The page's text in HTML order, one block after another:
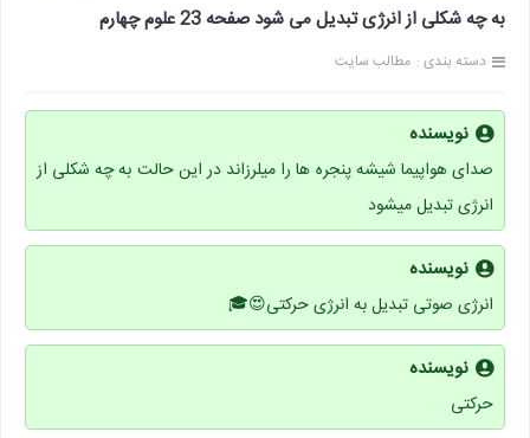
به چه شکلی از انرژی تبدیل می شود صفحه 23 علوم چهارم
دسته بندی : مطالب سایت
نویسنده
صدای هواپیما شیشه پنجره ها را میلرزاند در این حالت به چه شکلی از
انرژی تبدیل میشود
نویسنده
انرژی صوتی تبدیل به انرژی حرکتی😍🎓
نویسنده
حرکتی